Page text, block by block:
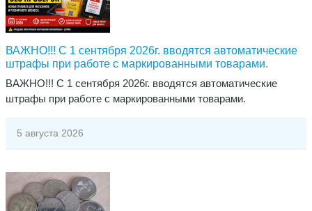
ВАЖНО!!! С 1 сентября 2026г. вводятся автоматические
штрафы при работе с маркированными товарами.
ВАЖНО!!! С 1 сентября 2026г. вводятся автоматические
штрафы при работе с маркированными товарами.
5 августа 2026